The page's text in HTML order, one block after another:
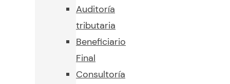
Auditoría
tributaria
Beneficiario
Final
Consultoría